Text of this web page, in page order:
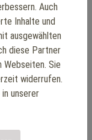
Auch
Inhalte und
ausgewählten
diese Partner
Webseiten. Sie
widerrufen.
unserer